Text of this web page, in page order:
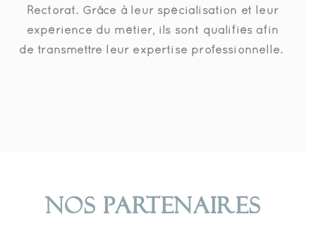
Rectorat. Grâce à leur spécialisation et leur
expérience du métier, ils sont qualifiés afin
de transmettre leur expertise professionnelle.
NOS PARTENAIRES